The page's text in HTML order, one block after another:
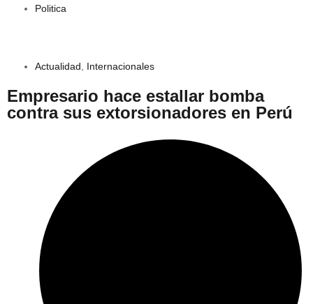
Politica
Actualidad Internacionales
Empresario hace estallar bomba
contra sus extorsionadores en Perú